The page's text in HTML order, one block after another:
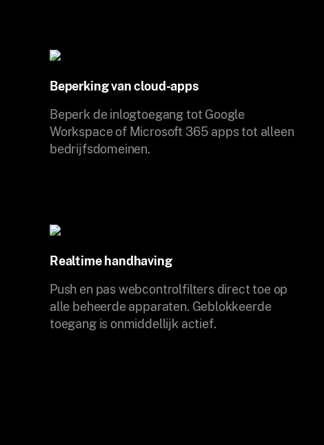
Beperking van cloud-apps
Beperk de inlogtoegang tot Google
Workspace of Microsoft 365 apps tot alleen
bedrijfsdomeinen.
Realtime handhaving
Push en pas webcontrolfilters direct toe op
alle beheerde apparaten. Geblokkeerde
toegang is onmiddellijk actief.